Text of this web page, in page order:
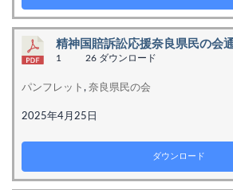
精神国賠訴訟応援奈良県民の会
1 26 ダウンロード
パンフレット,奈良県民の会
2025年4月25日
ダウンロード